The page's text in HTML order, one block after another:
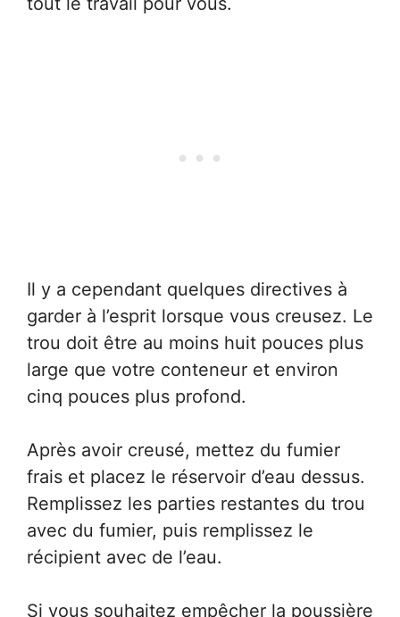
Il y a cependant quelques directives à
garder à l’esprit lorsque vous creusez. Le
trou doit être au moins huit pouces plus
large que votre conteneur et environ
cinq pouces plus profond.
Après avoir creusé, mettez du fumier
frais et placez le réservoir d’eau dessus.
Remplissez les parties restantes du trou
avec du fumier, puis remplissez le
récipient avec de l’eau.
Si vous souhaitez empêcher la poussière